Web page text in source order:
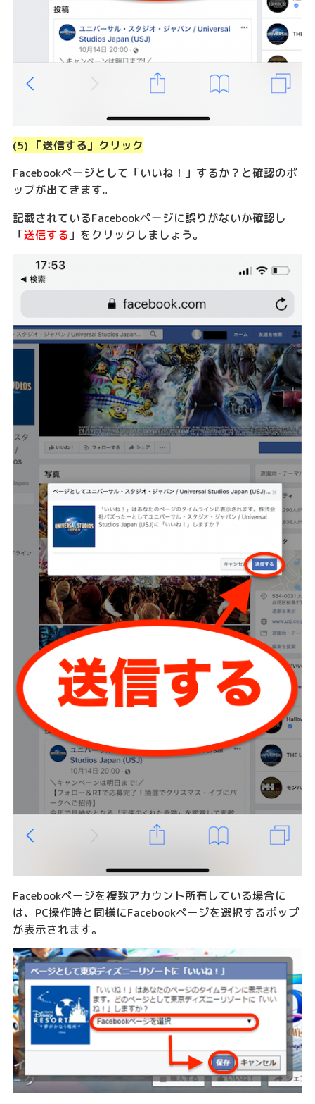
(5) 「送信する」クリック
Facebookページとして「いいね！」するか？と確認のポ
ップが出てきます。
記載されているFacebookページに誤りがないか確認し
「送信する 」をクリックしましょう。
Facebookページを複数アカウント所有している場合に
は、PC操作時と同様にFacebookページを選択するポップ
が表示されます。